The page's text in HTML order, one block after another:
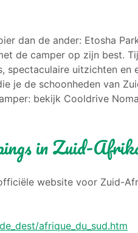
dan de ander: Etosha
de camper op zijn best.
spectaculaire uitzichten en
je de schoonheden van
bekijk Cooldrive
in Zuid-
website voor Zuid-
afrique_du_sud.htm